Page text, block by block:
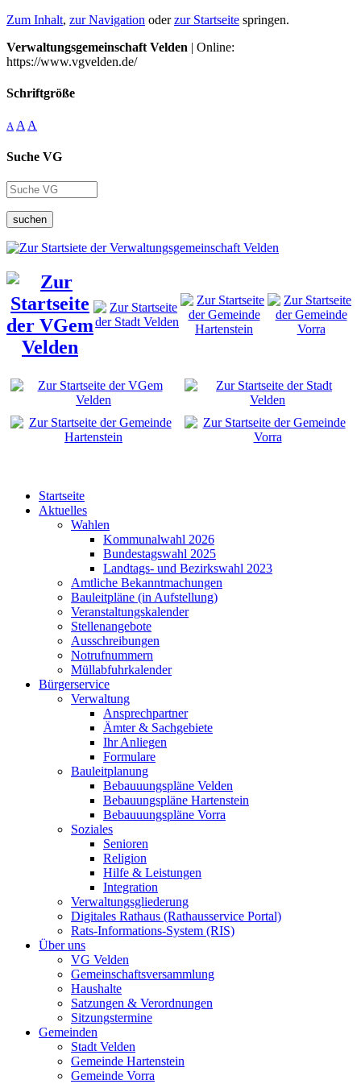
Zum Inhalt, zur Navigation oderzur Startseite springen.
Verwaltungsgemeinschaft Velden | Online:
https://www.vgvelden.de/
Schriftgröße
A A A
Suche VG
suchen
Startseite
Aktuelles
Wahlen
Kommunalwahl 2026
Bundestagswahl 2025
Landtags- und Bezirkswahl 2023
Amtliche Bekanntmachungen
Bauleitpläne (in Aufstellung)
Veranstaltungskalender
Stellenangebote
Ausschreibungen
Notrufnummern
Müllabfuhrkalender
Bürgerservice
Verwaltung
Ansprechpartner
Ämter & Sachgebiete
Ihr Anliegen
Formulare
Bauleitplanung
Bebauuungspläne Velden
Bebauungspläne Hartenstein
Bebauuungspläne Vorra
Soziales
Senioren
Religion
Hilfe & Leistungen
Integration
Verwaltungsgliederung
Digitales Rathaus (Rathausservice Portal)
Rats-Informations-System (RIS)
Über uns
VG Velden
Gemeinschaftsversammlung
Haushalte
Satzungen & Verordnungen
Sitzungstermine
Gemeinden
Stadt Velden
Gemeinde Hartenstein
Gemeinde Vorra